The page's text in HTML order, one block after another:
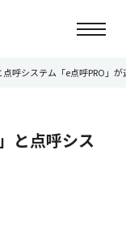
呼システム「e点呼PRO」が
と点呼シス